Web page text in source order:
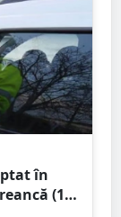
în
(18